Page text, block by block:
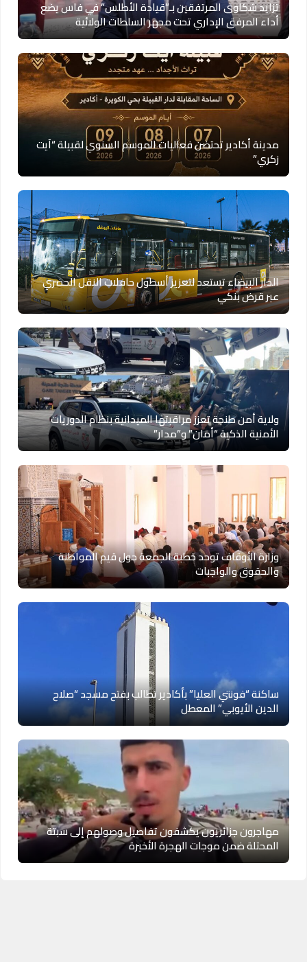
تزايد شكاوى المرتفقين بـ”قيادة الأطلس” في فاس يضع
أداء المرفق الإداري تحت مجهر السلطات الولائية
مدينة أكادير تحتضن فعاليات الموسم السنوي لقبيلة “آيت
زكري”
الدار البيضاء تستعد لتعزيز أسطول حافلات النقل الحضري
عبر قرض بنكي
ولاية أمن طنجة تعزز مراقبتها الميدانية بنظام الدوريات
الأمنية الذكية “أمان” و”مدار”
وزارة الأوقاف توحد خطبة الجمعة حول قيم المواطنة
والحقوق والواجبات
ساكنة “فونتي العليا” بأكادير تطالب بفتح مسجد “صلاح
الدين الأيوبي” المعطل
مهاجرون جزائريون يكشفون تفاصيل وصولهم إلى سبتة
المحتلة ضمن موجات الهجرة الأخيرة